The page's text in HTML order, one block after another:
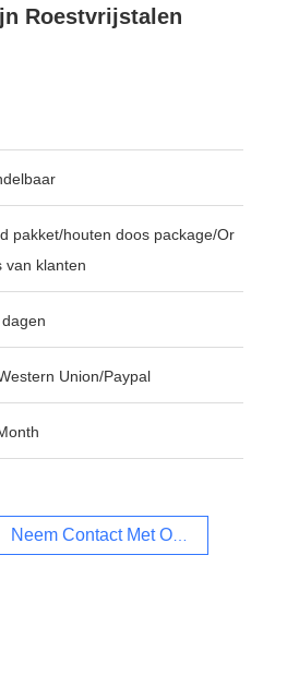
Roestvrijstalen
pakket/houten doos package/Or
van klanten
Union/Paypal
Neem Contact Met Ons Op